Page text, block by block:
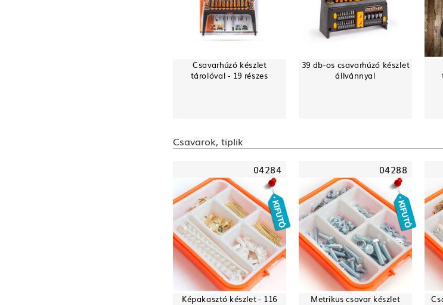
Csavarhúzó készlet
tárolóval - 19 részes
39 db-os csavarhúzó készlet
állvánnyal
Csavarok, tiplik
04284
Képakasztó készlet - 116
04288
Metrikus csavar készlet